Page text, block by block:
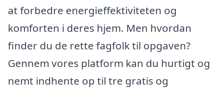
at forbedre energieffektiviteten og
komforten i deres hjem. Men hvordan
finder du de rette fagfolk til opgaven?
Gennem vores platform kan du hurtigt og
nemt indhente op til tre gratis og